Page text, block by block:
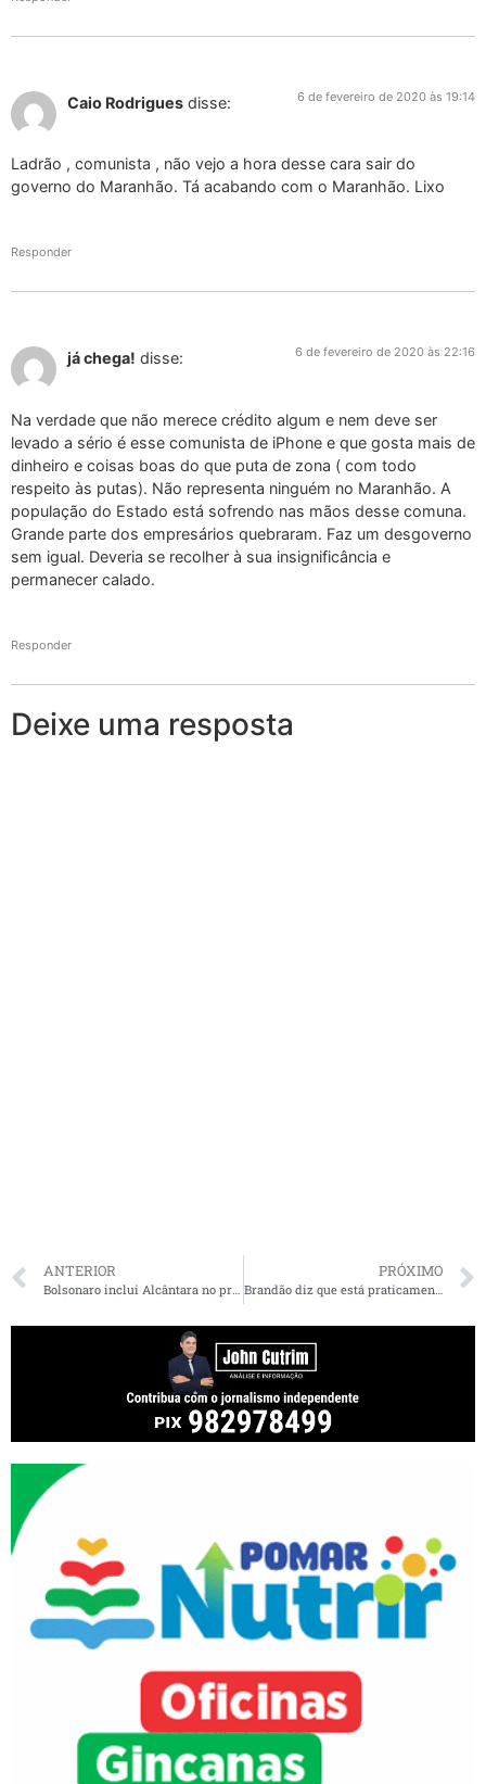
Caio Rodrigues disse: 6 de fevereiro de 2020 às 19:14
Ladrão , comunista , não vejo a hora desse cara sair do
governo do Maranhão. Tá acabando com o Maranhão. Lixo
Responder
já chega! disse: 6 de fevereiro de 2020 às 22:16
Na verdade que não merece crédito algum e nem deve ser
levado a sério é esse comunista de iPhone e que gosta mais de
dinheiro e coisas boas do que puta de zona ( com todo
respeito às putas). Não representa ninguém no Maranhão. A
população do Estado está sofrendo nas mãos desse comuna.
Grande parte dos empresários quebraram. Faz um desgoverno
sem igual. Deveria se recolher à sua insignificância e
permanecer calado.
Responder
Deixe uma resposta
ANTERIOR
Bolsonaro inclui Alcântara no projeto Calha Norte
PRÓXIMO
Brandão diz que está praticamente certa filiação de Duarte Jr. ao Republicanos: “Estamos definindo a data”